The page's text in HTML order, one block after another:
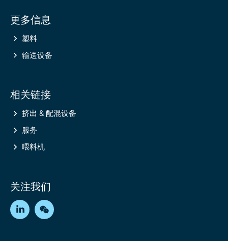
information
更多信息
塑料
输送设备
相关链接
挤出 & 配混设备
服务
喂料机
关注我们
LinkedIn